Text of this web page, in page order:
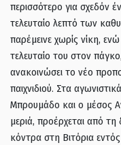
περισσότερο για σχεδόν
τελευταίο λεπτό των
παρέμεινε χωρίς νίκη,
τελευταίο του στον
ανακοινώσει το νέο
παιχνιδιού. Στα
Μπρουμάδο και ο μέσος
μεριά, προέρχεται από
κόντρα στη Βιτόρια